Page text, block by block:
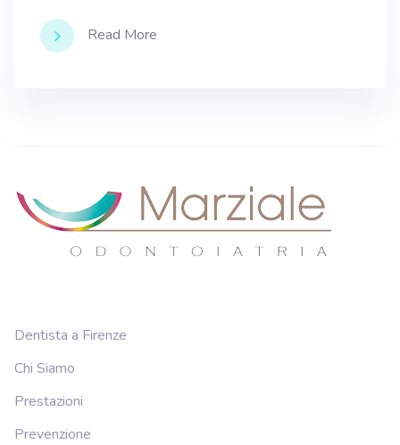
Read More
Dentista a Firenze
Chi Siamo
Prestazioni
Prevenzione